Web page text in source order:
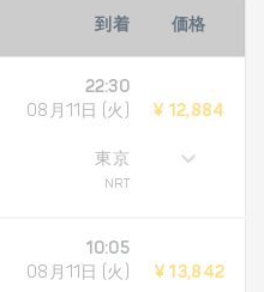
到着 価格
22:30
08月11日 (火)
東京
NRT
¥ 12,884
10:05
08月11日 (火)
¥ 13,842